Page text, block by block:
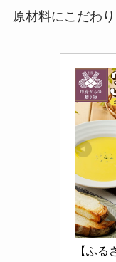
原材料にこだわ
【ふ